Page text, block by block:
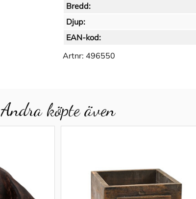
Bredd:
Djup:
EAN-kod:
Artnr: 496550
Andra köpte även